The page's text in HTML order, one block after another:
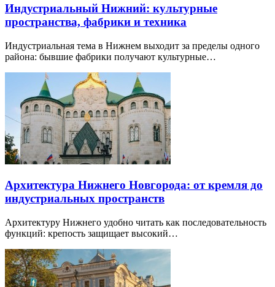
Индустриальный Нижний: культурные
пространства, фабрики и техника
Индустриальная тема в Нижнем выходит за пределы одного
района: бывшие фабрики получают культурные…
Архитектура Нижнего Новгорода: от кремля до
индустриальных пространств
Архитектуру Нижнего удобно читать как последовательность
функций: крепость защищает высокий…